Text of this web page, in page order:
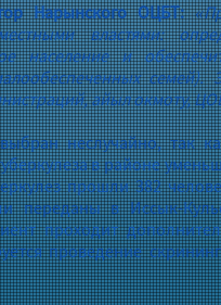
Нарынского ОЦБТ:
властями:
население и
семей).
айыл окмоту,
неслучайно, так
в районе
прошли 382
переданы в Иссык-
проходит
проведение